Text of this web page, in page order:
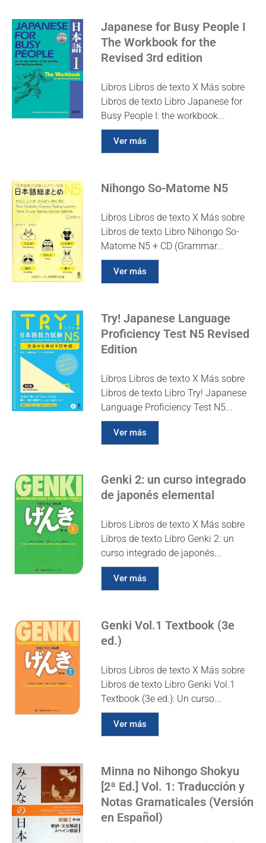
Japanese for Busy People I
The Workbook for the
Revised 3rd edition
Libros Libros de texto X Más sobre
Libros de texto Libro Japanese for
Busy People I: the workbook...
Ver más
Nihongo So-Matome N5
Libros Libros de texto X Más sobre
Libros de texto Libro Nihongo So-
Matome N5 + CD (Grammar...
Ver más
Try! Japanese Language
Proficiency Test N5 Revised
Edition
Libros Libros de texto X Más sobre
Libros de texto Libro Try! Japanese
Language Proficiency Test N5...
Ver más
Genki 2: un curso integrado
de japonés elemental
Libros Libros de texto X Más sobre
Libros de texto Libro Genki 2: un
curso integrado de japonés...
Ver más
Genki Vol.1 Textbook (3e
ed.)
Libros Libros de texto X Más sobre
Libros de texto Libro Genki Vol.1
Textbook (3e ed.): Un curso...
Ver más
Minna no Nihongo Shokyu
[2ª Ed.] Vol. 1: Traducción y
Notas Gramaticales (Versión
en Español)